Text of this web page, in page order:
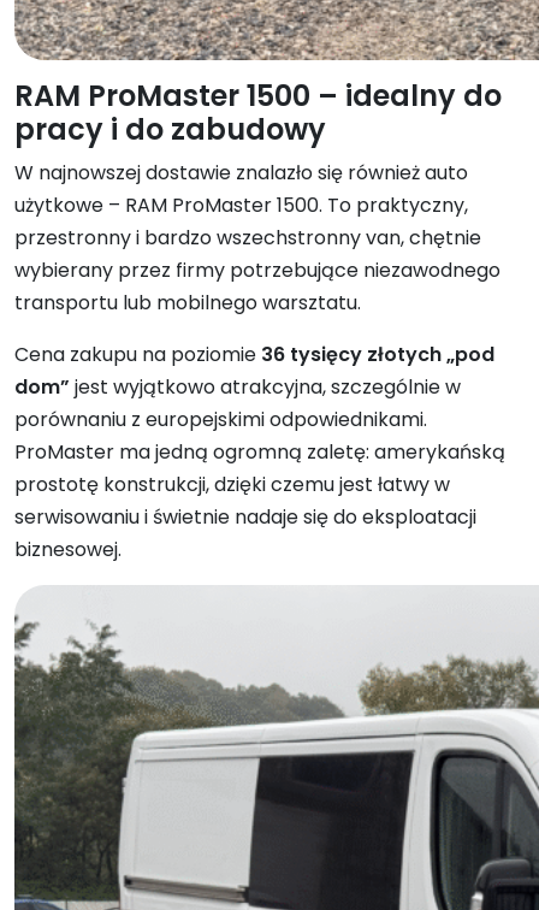
RAM ProMaster 1500 – idealny do
pracy i do zabudowy
W najnowszej dostawie znalazło się również auto
użytkowe – RAM ProMaster 1500. To praktyczny,
przestronny i bardzo wszechstronny van, chętnie
wybierany przez firmy potrzebujące niezawodnego
transportu lub mobilnego warsztatu.
Cena zakupu na poziomie 36 tysięcy złotych „pod
dom” jest wyjątkowo atrakcyjna, szczególnie w
porównaniu z europejskimi odpowiednikami.
ProMaster ma jedną ogromną zaletę: amerykańską
prostotę konstrukcji, dzięki czemu jest łatwy w
serwisowaniu i świetnie nadaje się do eksploatacji
biznesowej.